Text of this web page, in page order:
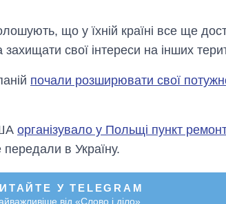
що у їхній країні все ще
свої інтереси на інших
почали розширювати свої
організувало у Польщі пункт
передали в Україну.
У TELEGRAM
від «Слово і діло»